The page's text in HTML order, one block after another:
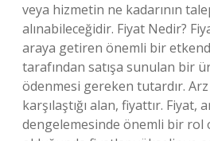
veya hizmetin ne kadarının
alınabileceğidir. Fiyat Nedir?
araya getiren önemli bir
tarafından satışa sunulan bir
ödenmesi gereken tutardır.
karşılaştığı alan, fiyattır. Fiyat,
dengelemesinde önemli bir rol